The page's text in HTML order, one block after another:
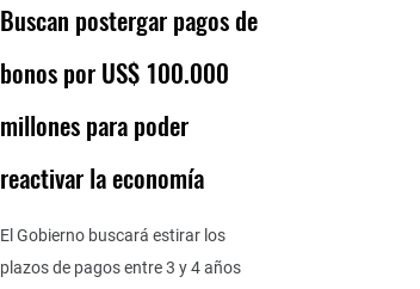
Buscan postergar pagos de
bonos por US$ 100.000
millones para poder
reactivar la economía
El Gobierno buscará estirar los
plazos de pagos entre 3 y 4 años